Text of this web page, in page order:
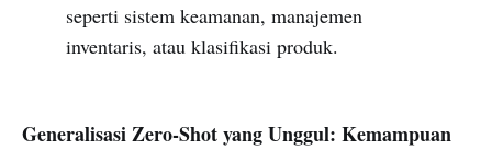
seperti sistem keamanan, manajemen
inventaris, atau klasifikasi produk.
Generalisasi Zero-Shot yang Unggul: Kemampuan